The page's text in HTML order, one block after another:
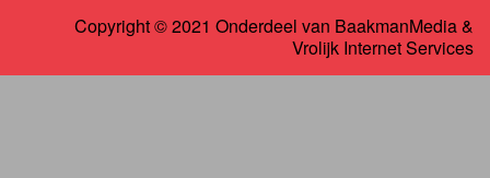
Copyright © 2021 Onderdeel van BaakmanMedia&
Vrolijk Internet Services